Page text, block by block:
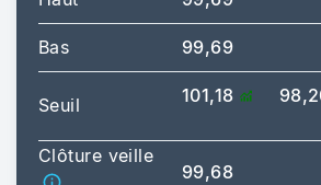
Bas 99,69
Seuil 101,18
Clôture veille
99,68